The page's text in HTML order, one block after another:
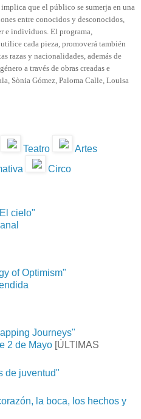
que el público se sumerja en una
entre conocidos y desconocidos,
e individuos. El programa,
cada pieza, promoverá también
razas y nacionalidades, además de
a través de obras creadas e
Sònia Gómez, Paloma Calle, Louisa
Teatro
Artes
Circo
cielo"
of Optimism"
Journeys"
2 de Mayo [ÚLTIMAS
de juventud"
la boca, los hechos y